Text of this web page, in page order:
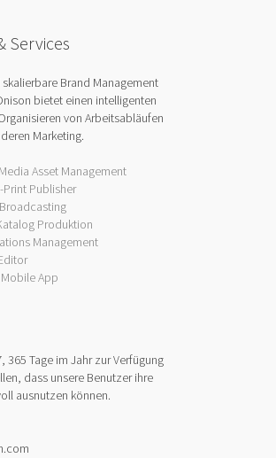
Services
Brand Management
bietet einen intelligenten
von Arbeitsabläufen
Marketing.
Asset Management
Publisher
Produktion
Management
App
365 Tage im Jahr zur Verfügung
dass unsere Benutzer ihre
ausnutzen können.